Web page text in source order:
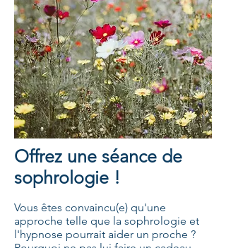
Offrez une séance de
sophrologie !
Vous êtes convaincu(e) qu'une
approche telle que la sophrologie et
l'hypnose pourrait aider un proche ?